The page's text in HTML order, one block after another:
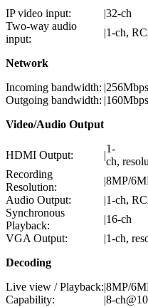
IP video input:
|32-ch
Two-way audio
input:
|1-ch,
Network
Incoming bandwidth: |256Mbps
Outgoing bandwidth: |160Mbps
Video/Audio Output
HDMI Output: |
1-
ch,
Recording
Resolution:
|8MP/
Audio Output:
|1-ch,
Synchronous
Playback:
|16-ch
VGA Output:
|1-ch,
Decoding
Live view / Playback:|8MP/
Capability:
|8-